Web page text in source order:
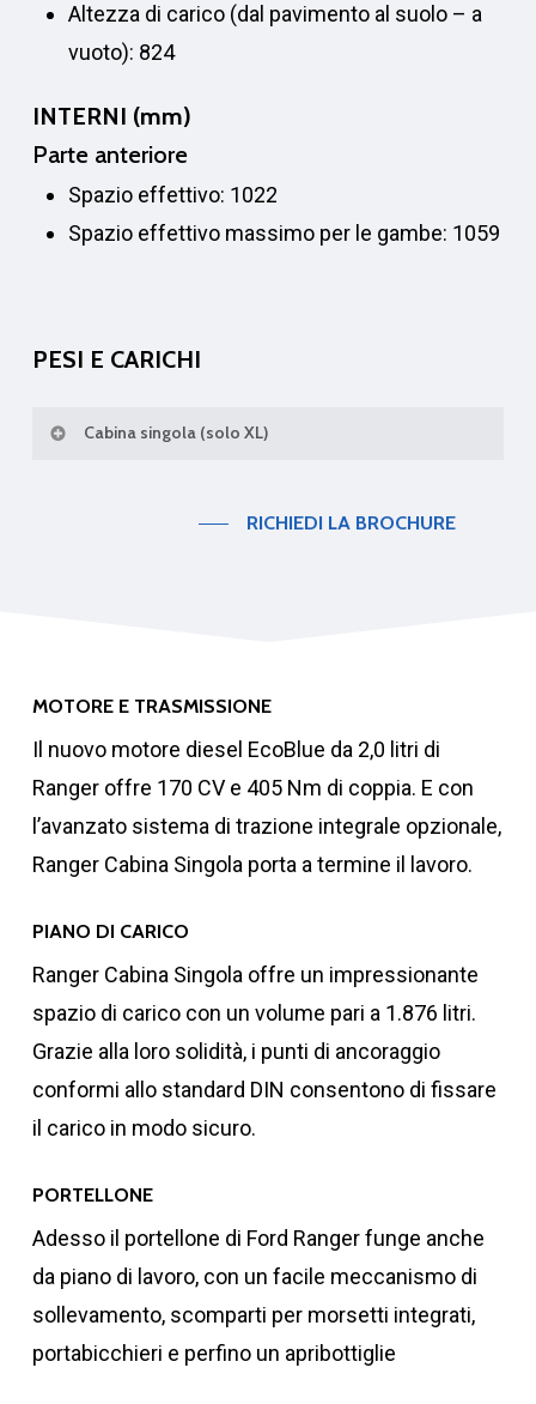
Altezza di carico (dal pavimento al suolo – a
vuoto): 824
INTERNI (mm)
Parte anteriore
Spazio effettivo: 1022
Spazio effettivo massimo per le gambe: 1059
PESI E CARICHI
Cabina singola (solo XL)
Massa max ammessa
assale anteriore
1400
RICHIEDI LA BROCHURE
MOTORE E TRASMISSIONE
Il nuovo motore diesel EcoBlue da 2,0 litri di
Ranger offre 170 CV e 405 Nm di coppia. E con
l’avanzato sistema di trazione integrale opzionale,
Ranger Cabina Singola porta a termine il lavoro.
PIANO DI CARICO
Ranger Cabina Singola offre un impressionante
spazio di carico con un volume pari a 1.876 litri.
Grazie alla loro solidità, i punti di ancoraggio
conformi allo standard DIN consentono di fissare
il carico in modo sicuro.
PORTELLONE
Adesso il portellone di Ford Ranger funge anche
da piano di lavoro, con un facile meccanismo di
sollevamento, scomparti per morsetti integrati,
portabicchieri e perfino un apribottiglie